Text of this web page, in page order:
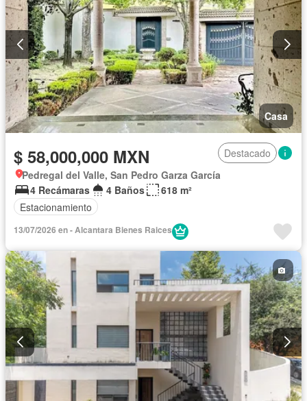
Casa
$ 58,000,000 MXN
Destacado
Pedregal del Valle, San Pedro Garza García
4 Recámaras
4 Baños
618 m²
Estacionamiento
13/07/2026 en - Alcantara Bienes Raices